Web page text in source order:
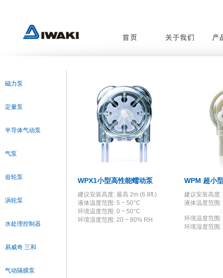
磁力泵
定量泵
半导体气动泵
气泵
齿轮泵
涡轮泵
水处理控制器
易威奇 三和
气动隔膜泵
WPX1小型高性能蠕动泵
建议安装高度: 最高 2m (6.8ft.)
液体温度范围: 5 ~ 50°C
环境温度范围: 0 ~ 50°C
环境湿度范围: 20 ~ 80% RH
WPM 超小
建议安装高度
液体温度范围
: 5 ~
环境温度范围:
环境湿度范围